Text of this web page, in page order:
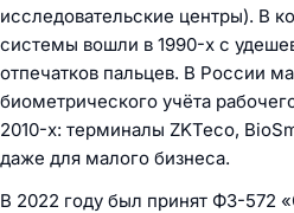
исследовательские центры). В
системы вошли в 1990-х с
отпечатков пальцев. В России
биометрического учёта
2010-х: терминалы ZKTeco,
даже для малого бизнеса.
В 2022 году был принят ФЗ-572